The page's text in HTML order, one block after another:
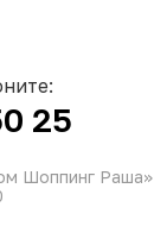
25
Шоппинг Раша»